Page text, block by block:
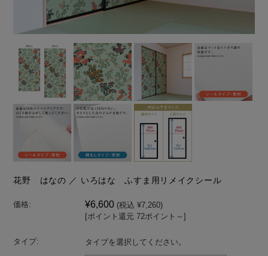
花野 はなの ／ いろはな ふすま用リメイクシール
価格: ¥6,600 (税込 ¥7,260)
[ポイント還元 72ポイント～]
タイプ: タイプを選択してください。